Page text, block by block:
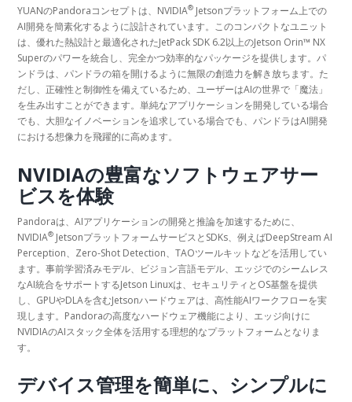
YUANのPandoraコンセプトは、NVIDIA® Jetsonプラットフォーム上での
AI開発を簡素化するように設計されています。このコンパクトなユニット
は、優れた熱設計と最適化されたJetPack SDK 6.2以上のJetson Orin™ NX
Superのパワーを統合し、完全かつ効率的なパッケージを提供します。パ
ンドラは、パンドラの箱を開けるように無限の創造力を解き放ちます。た
だし、正確性と制御性を備えているため、ユーザーはAIの世界で「魔法」
を生み出すことができます。単純なアプリケーションを開発している場合
でも、大胆なイノベーションを追求している場合でも、パンドラはAI開発
における想像力を飛躍的に高めます。
NVIDIAの豊富なソフトウェアサー
ビスを体験
Pandoraは、AIアプリケーションの開発と推論を加速するために、
NVIDIA® JetsonプラットフォームサービスとSDKs、例えばDeepStream AI
Perception、Zero-Shot Detection、TAOツールキットなどを活用してい
ます。事前学習済みモデル、ビジョン言語モデル、エッジでのシームレス
なAI統合をサポートするJetson Linuxは、セキュリティとOS基盤を提供
し、GPUやDLAを含むJetsonハードウェアは、高性能AIワークフローを実
現します。Pandoraの高度なハードウェア機能により、エッジ向けに
NVIDIAのAIスタック全体を活用する理想的なプラットフォームとなりま
す。
デバイス管理を簡単に、シンプルに